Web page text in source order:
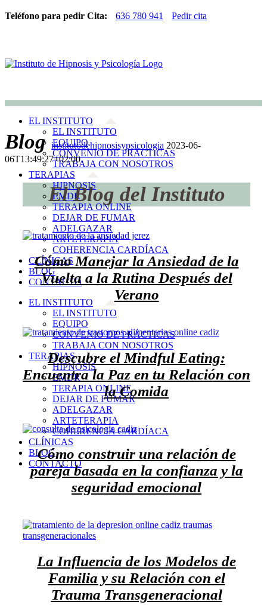
Teléfono para pedir Cita: 636 780 941 Pedir cita
EL INSTITUTO
EL INSTITUTO
EQUIPO
CONVENIO DE PRÁCTICAS
TRABAJA CON NOSOTROS
TERAPIAS
HIPNOSIS
EMDR
TERAPIA ONLINE
DEJAR DE FUMAR
ADELGAZAR
ARTETERAPIA
COHERENCIA CARDÍACA
CLÍNICAS
BLOG
CONTACTO
EL INSTITUTO
EL INSTITUTO
EQUIPO
CONVENIO DE PRÁCTICAS
TRABAJA CON NOSOTROS
TERAPIAS
HIPNOSIS
EMDR
TERAPIA ONLINE
DEJAR DE FUMAR
ADELGAZAR
ARTETERAPIA
COHERENCIA CARDÍACA
CLÍNICAS
BLOG
CONTACTO
Blog institutodehipnosisypsicologia 2023-06-
06T13:49:27+02:00
El Blog del Instituto
Cómo Manejar la Ansiedad de la
Vuelta a la Rutina Después del
Verano
Descubre el Mindful Eating:
Encuentra la Paz en tu Relación con
la Comida
Cómo construir una relación de
pareja basada en la confianza y la
seguridad emocional
La Influencia de los Modelos de
Familia y su Relación con el
Trauma Transgeneracional